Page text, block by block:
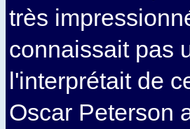
très
connaissait pas
l'interprétait de
Oscar Peterson